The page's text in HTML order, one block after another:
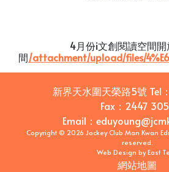
4月份i文創閱讀空間開
間/attachment/upload/files/
新界天水圍天榮路5號 Tel：
Fax： 2447
Email ：
Copyright © 2026 Jockey Club Man Kwan
reserved.
Web Design byEast
網站地圖